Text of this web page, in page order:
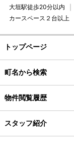
大垣駅徒歩20分以内
カースペース２台以上
トップページ
町名から検索
物件閲覧履歴
スタッフ紹介